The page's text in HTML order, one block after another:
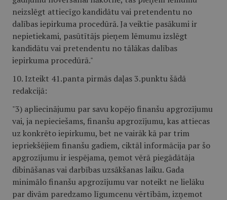
neizslēgt attiecīgo kandidātu vai pretendentu no
dalības iepirkuma procedūrā. Ja veiktie pasākumi ir
nepietiekami, pasūtītājs pieņem lēmumu izslēgt
kandidātu vai pretendentu no tālākas dalības
iepirkuma procedūrā."
10. Izteikt 41.panta pirmās daļas 3.punktu šādā
redakcijā:
"3) apliecinājumu par savu kopējo finanšu apgrozījumu
vai, ja nepieciešams, finanšu apgrozījumu, kas attiecas
uz konkrēto iepirkumu, bet ne vairāk kā par trim
iepriekšējiem finanšu gadiem, ciktāl informācija par šo
apgrozījumu ir iespējama, ņemot vērā piegādātāja
dibināšanas vai darbības uzsākšanas laiku. Gada
minimālo finanšu apgrozījumu var noteikt ne lielāku
par divām paredzamo līgumcenu vērtībām, izņemot